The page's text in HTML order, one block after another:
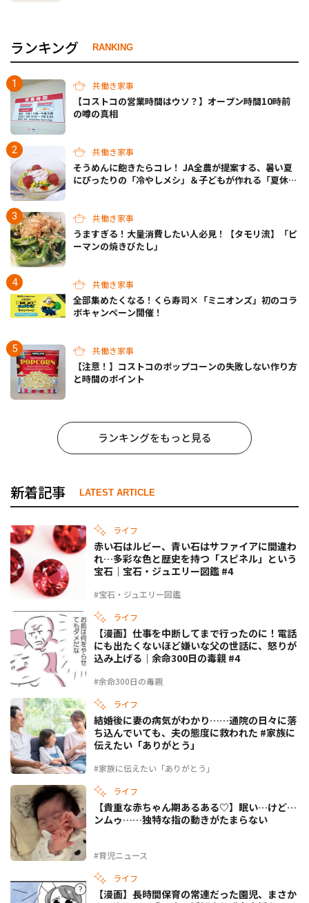
ランキング RANKING
共働き家事
【コストコの営業時間はウソ？】オープン時間10時前
の噂の真相
共働き家事
そうめんに飽きたらコレ！ JA全農が提案する、暑い夏
にぴったりの「冷やしメシ」＆子どもが作れる「夏休み
共働き家事
うますぎる！大量消費したい人必見！【タモリ流】「ピ
ーマンの焼きびたし」
共働き家事
全部集めたくなる！くら寿司×「ミニオンズ」初のコラ
ボキャンペーン開催！
共働き家事
【注意！】コストコのポップコーンの失敗しない作り方
と時間のポイント
ランキングをもっと見る
新着記事 LATEST ARTICLE
ライフ
#宝石・ジュエリー図鑑
赤い石はルビー、青い石はサファイアに間違わ
れ…多彩な色と歴史を持つ「スピネル」という
宝石｜宝石・ジュエリー図鑑 #4
ライフ
#余命300日の毒親
【漫画】仕事を中断してまで行ったのに！電話
にも出たくないほど嫌いな父の世話に、怒りが
込み上げる｜余命300日の毒親 #4
ライフ
#家族に伝えたい「ありがとう」
結婚後に妻の病気がわかり……通院の日々に落
ち込んでいても、夫の態度に救われた #家族に
伝えたい「ありがとう」
ライフ
#育児ニュース
【貴重な赤ちゃん期あるある♡】眠い…けど…
ンムゥ……独特な指の動きがたまらない
ライフ
【漫画】長時間保育の常連だった園児、まさか